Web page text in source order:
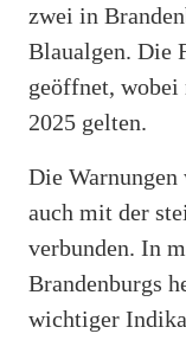
zwei in
Blaualgen. Die
geöffnet, wobei
2025 gelten.
Die Warnungen
auch mit der
verbunden. In
Brandenburgs
wichtiger